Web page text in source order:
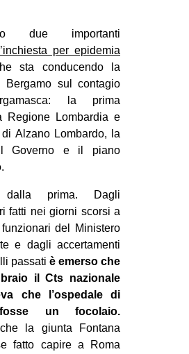
MOBILITAZIONI
SPAZI
POPOLARE
MOVIMENTI
AMBIENTE
ALL’ABITARE
GENERI
MIGRAZIONI
PRECARIATO
STUDENTI
CULTURE
due importanti
per epidemia
sta conducendo la
Bergamo sul contagio
la prima
Regione Lombardia e
di Alzano Lombardo, la
Governo e il piano
dalla prima. Dagli
fatti nei giorni scorsi a
del Ministero
e dagli accertamenti
passati è emerso che
il Cts nazionale
che l’ospedale di
un focolaio.
la giunta Fontana
fatto capire a Roma